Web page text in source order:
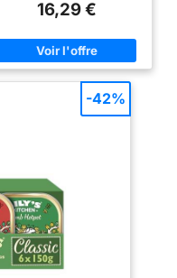
16,29 €
-42%